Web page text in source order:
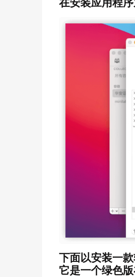
在安装应用程
下面以安装一
它是一个绿色